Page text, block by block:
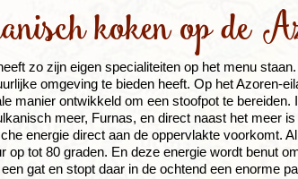
koken op de
zo zijn eigen specialiteiten op het menu
omgeving te bieden heeft. Op het Azoren-
manier ontwikkeld om een stoofpot te bereiden.
meer, Furnas, en direct naast het meer
energie direct aan de oppervlakte voorkomt.
op tot 80 graden. En deze energie wordt benut
gat en stopt daar in de ochtend een enorme